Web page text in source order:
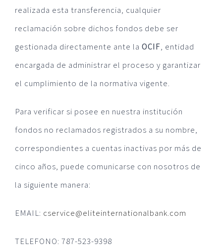
realizada esta transferencia, cualquier
reclamación sobre dichos fondos debe ser
gestionada directamente ante la OCIF, entidad
encargada de administrar el proceso y garantizar
el cumplimiento de la normativa vigente.
Para verificar si posee en nuestra institución
fondos no reclamados registrados a su nombre,
correspondientes a cuentas inactivas por más de
cinco años, puede comunicarse con nosotros de
la siguiente manera:
EMAIL: cservice@eliteinternationalbank.com
TELEFONO: 787-523-9398